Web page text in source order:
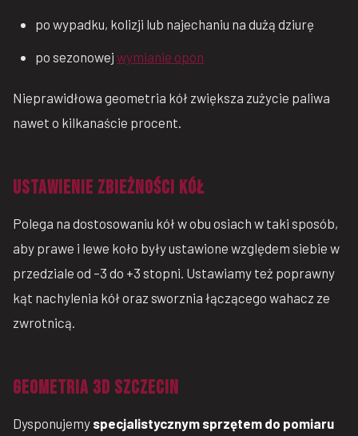
po wypadku, kolizji lub najechaniu na dużą dziurę
po sezonowej wymianie opon
Nieprawidłowa geometria kół zwiększa zużycie paliwa
nawet o kilkanaście procent.
USTAWIENIE ZBIEŻNOŚCI KÓŁ
Polega na dostosowaniu kół w obu osiach w taki sposób,
aby prawe i lewe koło były ustawione względem siebie w
przedziale od –3 do +3 stopni. Ustawiamy też poprawny
kąt nachylenia kół oraz sworznia łączącego wahacz ze
zwrotnicą.
GEOMETRIA 3D SZCZECIN
Dysponujemy specjalistycznym sprzętem do pomiaru